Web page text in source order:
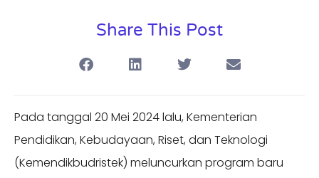
Share This Post
Pada tanggal 20 Mei 2024 lalu, Kementerian
Pendidikan, Kebudayaan, Riset, dan Teknologi
(Kemendikbudristek) meluncurkan program baru